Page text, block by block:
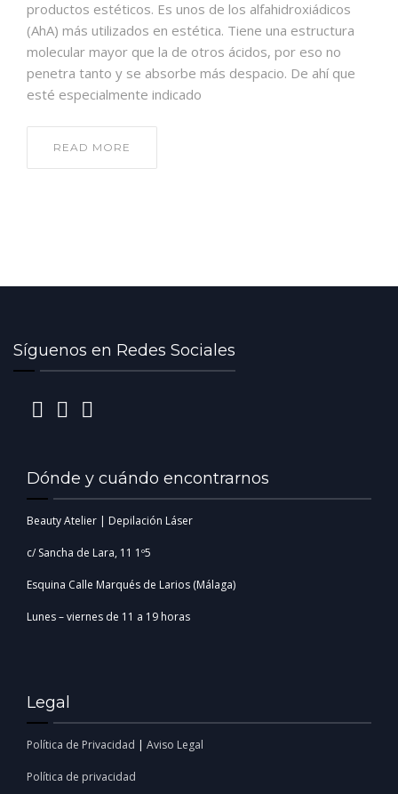
productos estéticos. Es unos de los alfahidroxiádicos
(AhA) más utilizados en estética. Tiene una estructura
molecular mayor que la de otros ácidos, por eso no
penetra tanto y se absorbe más despacio. De ahí que
esté especialmente indicado
READ MORE
Síguenos en Redes Sociales
Dónde y cuándo encontrarnos
Beauty Atelier | Depilación Láser
c/ Sancha de Lara, 11 1º5
Esquina Calle Marqués de Larios (Málaga)
Lunes – viernes de 11 a 19 horas
Legal
Política de Privacidad | Aviso Legal
Política de privacidad